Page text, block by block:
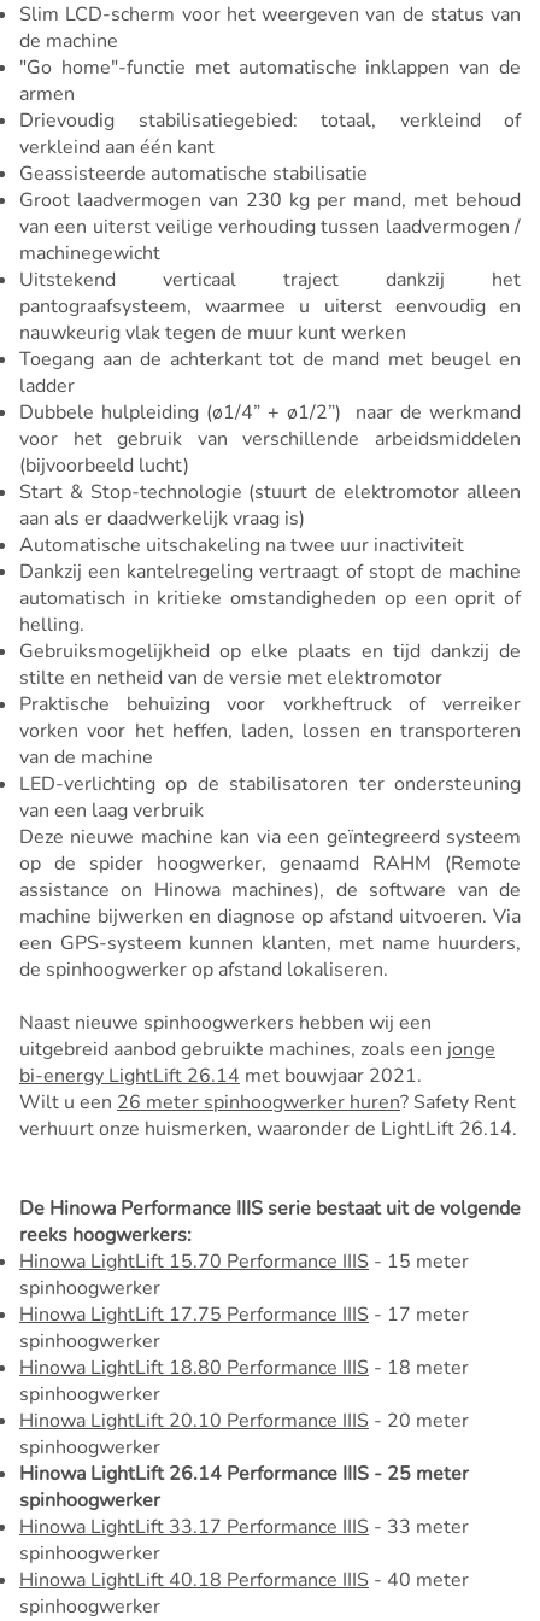
Slim LCD-scherm voor het weergeven van de status van
de machine
"Go home"-functie met automatische inklappen van de
armen
Drievoudig stabilisatiegebied: totaal, verkleind of
verkleind aan één kant
Geassisteerde automatische stabilisatie
Groot laadvermogen van 230 kg per mand, met behoud
van een uiterst veilige verhouding tussen laadvermogen /
machinegewicht
Uitstekend verticaal traject dankzij het
pantograafsysteem, waarmee u uiterst eenvoudig en
nauwkeurig vlak tegen de muur kunt werken
Toegang aan de achterkant tot de mand met beugel en
ladder
Dubbele hulpleiding (ø1/4” + ø1/2”) naar de werkmand
voor het gebruik van verschillende arbeidsmiddelen
(bijvoorbeeld lucht)
Start & Stop-technologie (stuurt de elektromotor alleen
aan als er daadwerkelijk vraag is)
Automatische uitschakeling na twee uur inactiviteit
Dankzij een kantelregeling vertraagt of stopt de machine
automatisch in kritieke omstandigheden op een oprit of
helling.
Gebruiksmogelijkheid op elke plaats en tijd dankzij de
stilte en netheid van de versie met elektromotor
Praktische behuizing voor vorkheftruck of verreiker
vorken voor het heffen, laden, lossen en transporteren
van de machine
LED-verlichting op de stabilisatoren ter ondersteuning
van een laag verbruik
Deze nieuwe machine kan via een geïntegreerd systeem
op de spider hoogwerker, genaamd RAHM (Remote
assistance on Hinowa machines), de software van de
machine bijwerken en diagnose op afstand uitvoeren. Via
een GPS-systeem kunnen klanten, met name huurders,
de spinhoogwerker op afstand lokaliseren.
Naast nieuwe spinhoogwerkers hebben wij een
uitgebreid aanbod gebruikte machines, zoals een jonge
bi-energy LightLift 26.14 met bouwjaar 2021.
Wilt u een 26 meter spinhoogwerker huren? Safety Rent
verhuurt onze huismerken, waaronder de LightLift 26.14.
De Hinowa Performance IIIS serie bestaat uit de volgende
reeks hoogwerkers:
Hinowa LightLift 15.70 Performance IIIS - 15 meter
spinhoogwerker
Hinowa LightLift 17.75 Performance IIIS - 17 meter
spinhoogwerker
Hinowa LightLift 18.80 Performance IIIS - 18 meter
spinhoogwerker
Hinowa LightLift 20.10 Performance IIIS - 20 meter
spinhoogwerker
Hinowa LightLift 26.14 Performance IIIS - 25 meter
spinhoogwerker
Hinowa LightLift 33.17 Performance IIIS - 33 meter
spinhoogwerker
Hinowa LightLift 40.18 Performance IIIS - 40 meter
spinhoogwerker